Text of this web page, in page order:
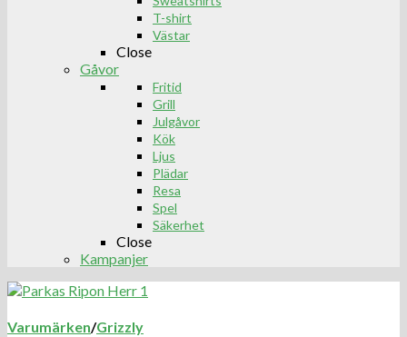
T-shirt
Västar
Close
Gåvor
Fritid
Grill
Julgåvor
Kök
Ljus
Plädar
Resa
Spel
Säkerhet
Close
Kampanjer
Varumärken/Grizzly